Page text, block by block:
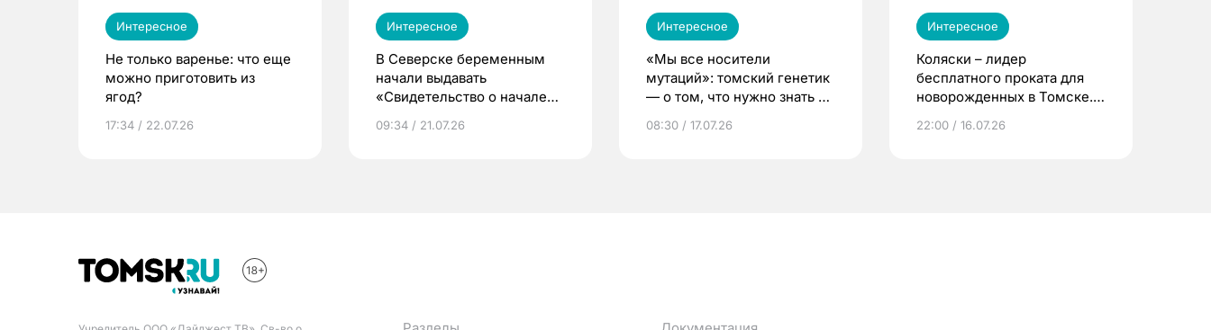
Интересное
Не только варенье: что еще
можно приготовить из
ягод?
17:34 / 22.07.26
Интересное
В Северске беременным
начали выдавать
«Свидетельство о начале
09:34 / 21.07.26
Интересное
«Мы все носители
мутаций»: томский генетик
— о том, что нужно знать до
08:30 / 17.07.26
Интересное
Коляски – лидер
бесплатного проката для
новорожденных в Томске.
22:00 / 16.07.26